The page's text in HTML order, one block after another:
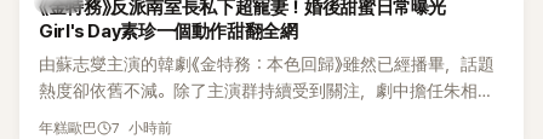
《金特務》反派南室長私下超寵妻！婚後甜蜜日常曝光
Girl's Day素珍一個動作甜翻全網
由蘇志燮主演的韓劇《金特務：本色回歸》雖然已經播畢，話題
熱度卻依舊不減。除了主演群持續受到關注，劇中擔任朱相昱
「左右手」的冷血反派「南室長」，也憑著狠辣手段與強烈壓迫感成
年糕歐巴 7 小時前